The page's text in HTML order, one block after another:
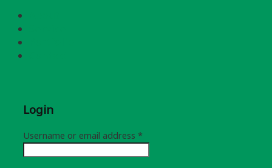
Login
Username or email address *